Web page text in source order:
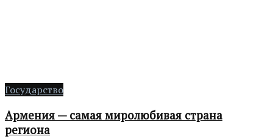
Государство
Армения — самая миролюбивая страна
региона